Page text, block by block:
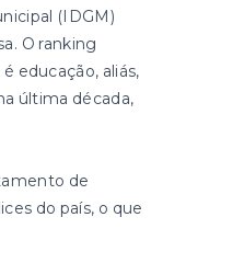
(IDGM)
O ranking
educação, aliás,
última década,
de
do país, o que